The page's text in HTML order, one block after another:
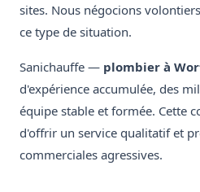
sites. Nous négocions
ce type de situation.
Sanichauffe — plombier à
d'expérience accumulée, des
équipe stable et formée. Cette
d'offrir un service qualitatif et
commerciales agressives.